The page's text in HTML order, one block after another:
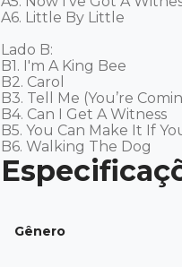
A6. Little By Little
Lado B:
B1. I'm A King Bee
B2. Carol
B3. Tell Me (You’re
B4. Can I Get A Witness
B5. You Can Make It If
B6. Walking The Dog
Gênero